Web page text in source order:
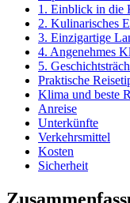
1. Einblick in die
2. Kulinarisches
3. Einzigartige
4. Angenehmes
5.
Praktische
Klima und beste
Anreise
Unterkünfte
Verkehrsmittel
Kosten
Sicherheit